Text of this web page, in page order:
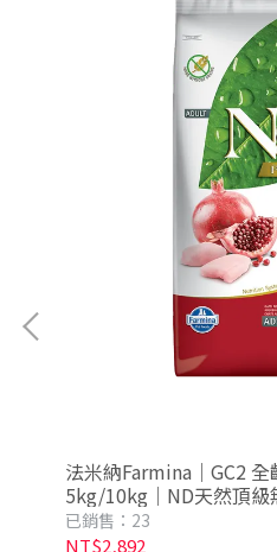
法米納Farmina｜GC2
5kg/10kg｜ND天然頂級
已銷售：23
NT$2,892